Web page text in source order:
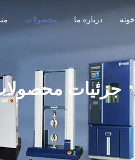
خونه درباره ما محصولات
جزئیات